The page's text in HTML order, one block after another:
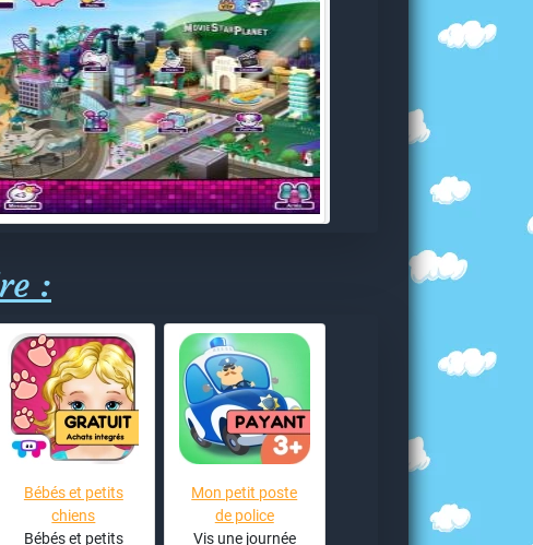
:
Bébés et petits
chiens
Bébés et petits
Mon petit poste
de police
Vis une journée